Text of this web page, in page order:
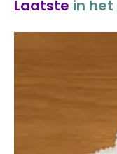
Laatste in het